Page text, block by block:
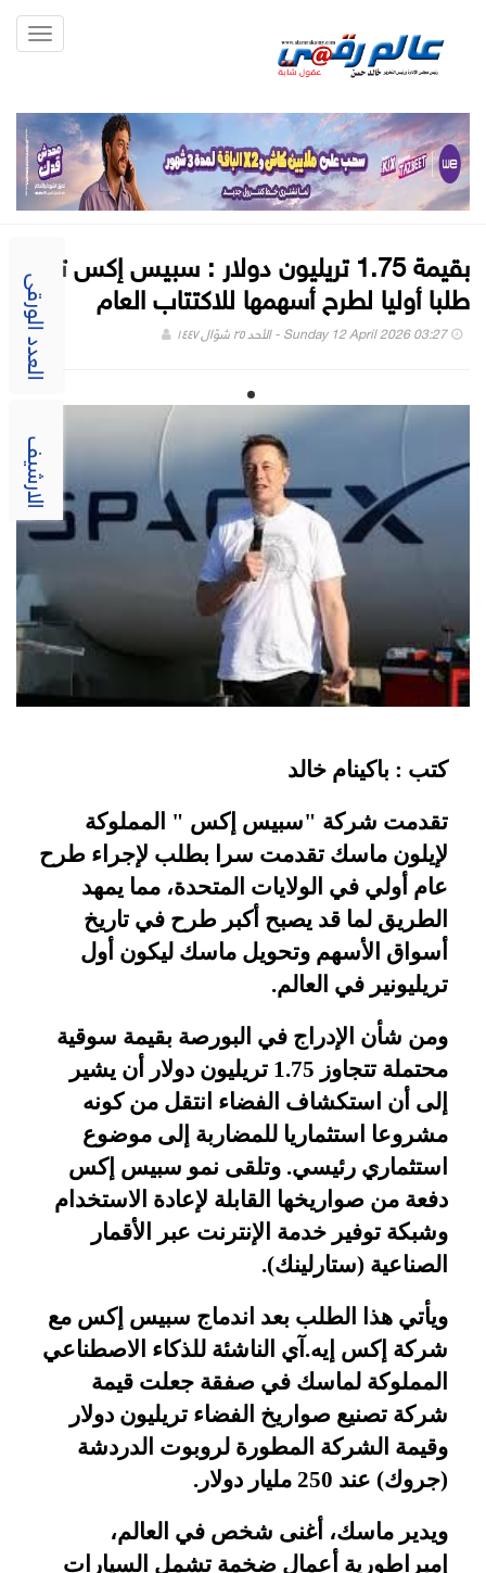
العدد الورقى
الارشيف
بقيمة 1.75 تريليون دولار : سبيس إكس تقدم
طلبا أوليا لطرح أسهمها للاكتتاب العام
Sunday 12 April 2026 03:27 - الأحد ٢٥ شوّال ١٤٤٧
كتب : باكينام خالد
تقدمت شركة "سبيس إكس " المملوكة
لإيلون ماسك تقدمت سرا
بطلب لإجراء طرح
عام أولي في الولايات المتحدة، مما يمهد
الطريق لما قد يصبح أكبر طرح في تاريخ
أسواق الأسهم وتحويل ماسك ليكون أول
تريليونير في العالم.
ومن شأن الإدراج في البورصة بقيمة سوقية
محتملة تتجاوز 1.75 تريليون دولار أن يشير
إلى أن استكشاف الفضاء انتقل من كونه
مشروعا استثماريا للمضاربة إلى موضوع
استثماري رئيسي. وتلقى نمو سبيس إكس
دفعة من صواريخها القابلة لإعادة الاستخدام
وشبكة توفير خدمة الإنترنت عبر الأقمار
الصناعية (ستارلينك).
ويأتي هذا الطلب بعد اندماج سبيس إكس مع
شركة إكس إيه.آي الناشئة للذكاء الاصطناعي
المملوكة لماسك في صفقة جعلت قيمة
شركة تصنيع صواريخ الفضاء تريليون دولار
وقيمة الشركة المطورة لروبوت الدردشة
(جروك) عند 250 مليار دولار
.
ويدير ماسك، أغنى شخص في العالم،
إمبراطورية أعمال ضخمة تشمل السيارات